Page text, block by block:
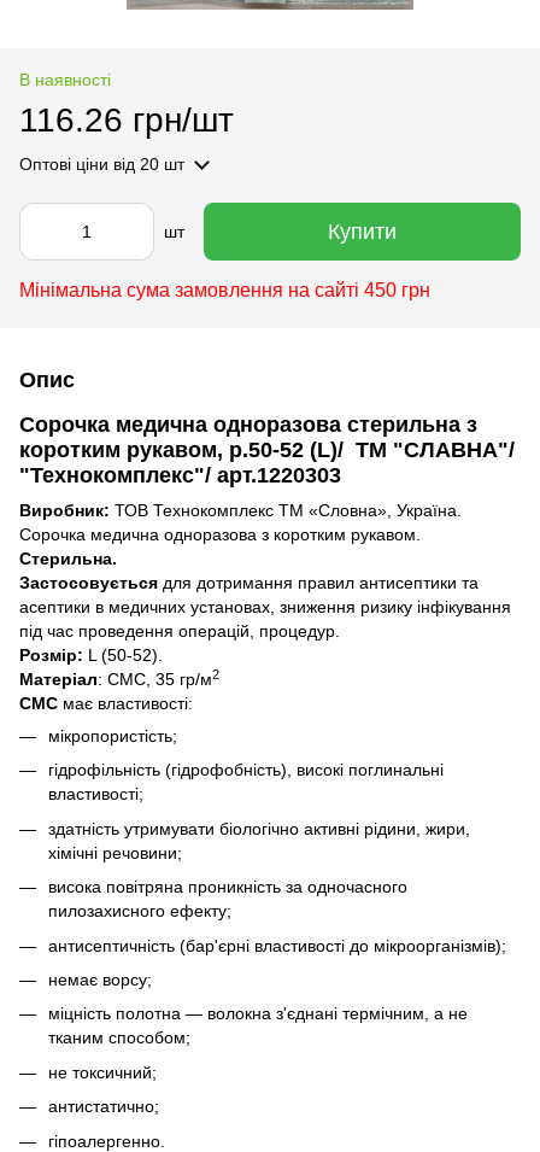
В наявності
116.26 грн/шт
Оптові ціни від 20 шт
шт Купити
Мінімальна сума замовлення на сайті 450 грн
Опис
Сорочка медична одноразова стерильна з
коротким рукавом, р.50-52 (L)/ ТМ "СЛАВНА"/
"Технокомплекс"/ арт.1220303
Виробник: ТОВ Технокомплекс ТМ «Словна», Україна.
Сорочка медична одноразова з коротким рукавом.
Стерильна.
Застосовується для дотримання правил антисептики та
асептики в медичних установах, зниження ризику інфікування
під час проведення операцій, процедур.
Розмір: L (50-52).
Матеріал: СМС, 35 гр/м2
СМС має властивості:
мікропористість;
гідрофільність (гідрофобність), високі поглинальні
властивості;
здатність утримувати біологічно активні рідини, жири,
хімічні речовини;
висока повітряна проникність за одночасного
пилозахисного ефекту;
антисептичність (бар'єрні властивості до мікроорганізмів);
немає ворсу;
міцність полотна — волокна з'єднані термічним, а не
тканим способом;
не токсичний;
антистатично;
гіпоалергенно.